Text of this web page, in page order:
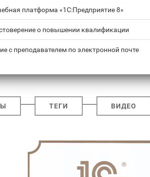
платформа «1С:Предприятие 8»
о повышении квалификации
с преподавателем по электронной почте
ТЕГИ ВИДЕО